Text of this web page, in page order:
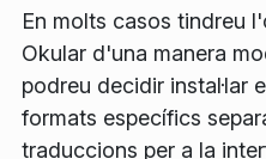
En molts casos tindreu
Okular d'una manera
podreu decidir instal·lar
formats específics
traduccions per a la